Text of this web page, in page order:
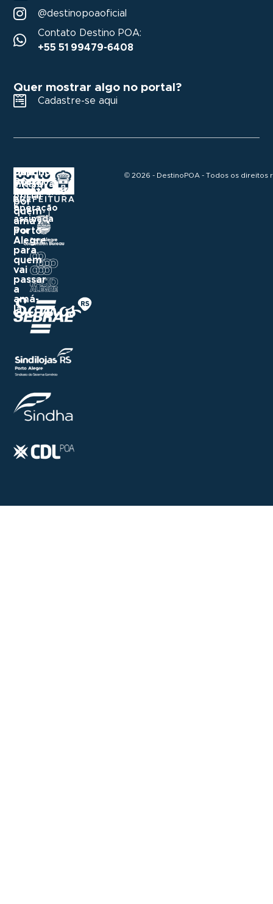
@destinopoaoficial
Contato Destino POA:
+55 51 99479-6408
Quer mostrar algo no portal?
Cadastre-se aqui
Destino
POA
Um
portal
construído
por
quem
ama
Porto
Alegre
para
quem
vai
passar
a
amá-
la
Uma
iniciativa
oficial
e
assinada
por
Realização
e
operação
© 2026 - DestinoPOA - Todos os direitos